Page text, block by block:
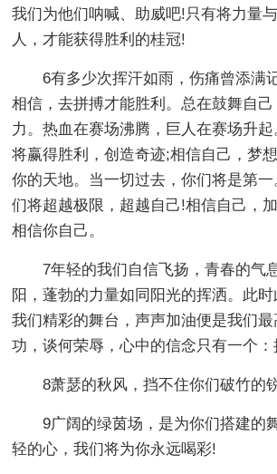
我们为他们呐喊、助威吧!只有将力量
人，才能获得胜利的桂冠!
6有多少次挥汗如雨，伤痛曾添满
相信，去拼搏才能胜利。总在鼓舞自
力。热血在赛场沸腾，巨人在赛场升
将赢得胜利，创造奇迹;相信自己，梦
你的天地。当一切过去，你们将是第
们将超越极限，超越自己!相信自己，
相信你自己。
7年轻的我们自信飞扬，青春的气
阳，蓬勃的力量如同阳光的挥洒。此
我们精彩的舞台，声声加油便是我们
功，谈何荣辱，心中的信念只有一个：
8萧瑟的秋风，挡不住你们破竹的
9广阔的绿茵场，是为你们搭建的
轻的心，我们将为你永远喝彩!